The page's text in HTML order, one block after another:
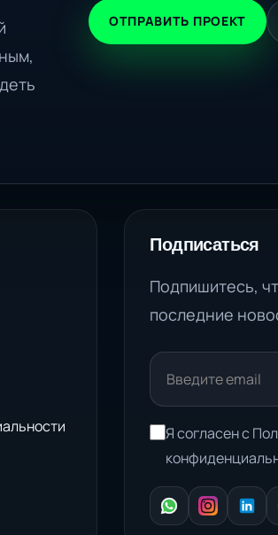
ОТПРАВИТЬ ПРОЕКТ
Подписаться
Подпишитесь,
последние
Я согласен с
WhatsApp
Instagram